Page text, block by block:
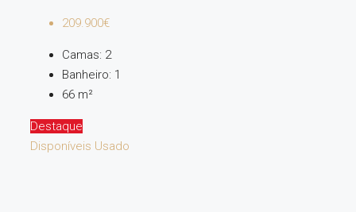
209.900€
Camas: 2
Banheiro: 1
66 m²
Destaque
Disponíveis Usado